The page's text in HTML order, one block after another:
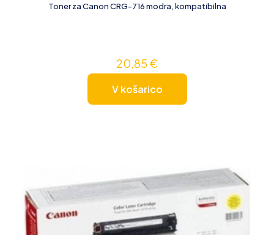
Toner za Canon CRG-716 modra, kompatibilna
20,85 €
V košarico